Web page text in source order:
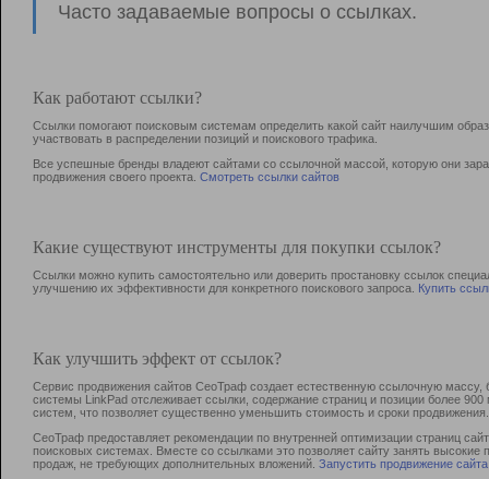
Часто задаваемые вопросы о ссылках.
Как работают ссылки?
Ссылки помогают поисковым системам определить какой сайт наилучшим
участвовать в раcпределении позиций и поискового трафика.
Все успешные бренды владеют сайтами со ссылочной массой, которую они
продвижения своего проекта. Смотреть ссылки сайтов
Какие существуют инструменты для покупки ссылок?
Ссылки можно купить самостоятельно или доверить простановку ссылок
улучшению их эффективности для конкретного поискового запроса. Купить
Как улучшить эффект от ссылок?
Сервис продвижения сайтов СеоТраф создает естественную ссылочную
системы LinkPad отслеживает ссылки, содержание страниц и позиции более
систем, что позволяет существенно уменьшить стоимость и сроки продвижения.
СеоТраф предоставляет рекомендации по внутренней оптимизации страниц
поисковых системах. Вместе со ссылками это позволяет сайту занять
продаж, не требующих дополнительных вложений. Запустить продвижение сайта